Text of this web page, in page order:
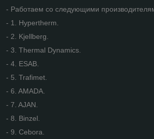
- Работаем со следующими
- 1. Hypertherm.
- 2. Kjellberg.
- 3. Thermal Dynamics.
- 4. ESAB.
- 5. Trafimet.
- 6. AMADA.
- 7. AJAN.
- 8. Binzel.
- 9. Cebora.